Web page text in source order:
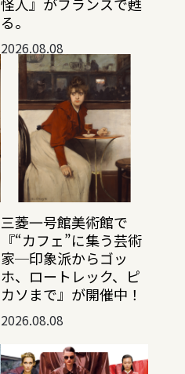
る。
2026.08.08
三菱一号館美術館で
『“カフェ”に集う芸術
家─印象派からゴッ
ホ、ロートレック、ピ
カソまで』が開催中！
2026.08.08